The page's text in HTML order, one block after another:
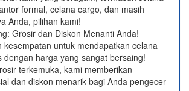
formal, celana cargo, dan masih
Anda, pilihan kami!
Grosir dan Diskon Menanti Anda!
kesempatan untuk mendapatkan celana
dengan harga yang sangat bersaing!
terkemuka, kami memberikan
dan diskon menarik bagi Anda pengecer